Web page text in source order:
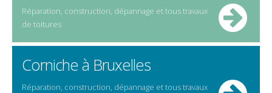
Réparation, construction, dépannage et tous travaux
de toitures
Corniche à Bruxelles
Réparation, construction, dépannage et tous travaux